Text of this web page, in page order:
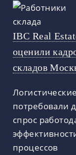
IBC Real
оценили
складов
потребовали
спрос
процессов